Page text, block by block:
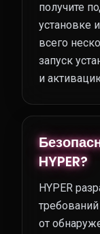
получите
установке
всего
запуск
и
HYPER?
HYPER
от